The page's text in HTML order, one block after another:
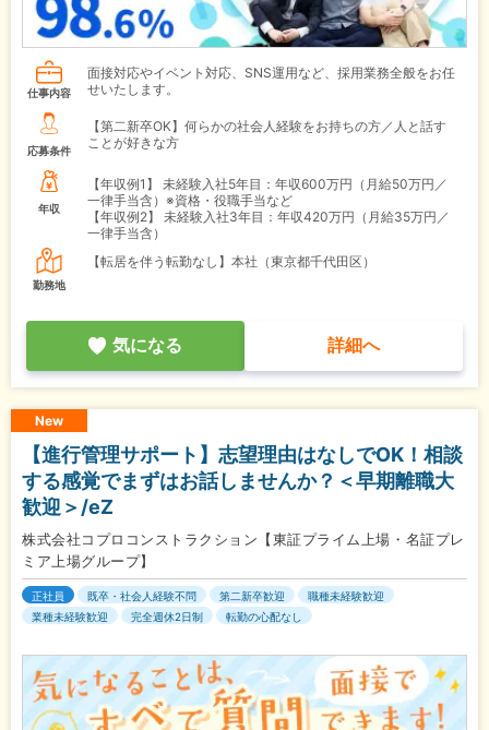
仕事内容
面接対応やイベント対応、SNS運用など、採用業務全般をお任
せいたします。
応募条件
【第二新卒OK】何らかの社会人経験をお持ちの方／人と話す
ことが好きな方
年収
【年収例1】
未経験入社5年目：年収600万円（月給50万円／
一律手当含）※資格・役職手当など
【年収例2】
未経験入社3年目：年収420万円（月給35万円／
一律手当含）
勤務地
【転居を伴う転勤なし】本社（東京都千代田区）
気になる 詳細へ
New
【進行管理サポート】志望理由はなしでOK！相談
する感覚でまずはお話しませんか？＜早期離職大
歓迎＞/eZ
株式会社コプロコンストラクション【東証プライム上場・名証プレ
ミア上場グループ】
正社員 既卒・社会人経験不問 第二新卒歓迎
職種未経験歓迎
業種未経験歓迎
完全週休2日制 転勤の心配なし